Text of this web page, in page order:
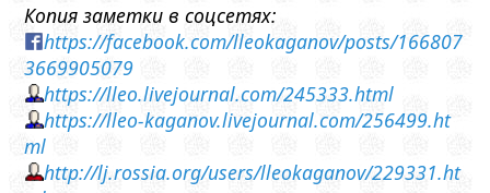
Копия заметки в соцсетях:
https://facebook.com/lleokaganov/posts/166807
3669905079
https://lleo.livejournal.com/245333.html
https://lleo-kaganov.livejournal.com/256499.ht
ml
http://lj.rossia.org/users/lleokaganov/229331.ht